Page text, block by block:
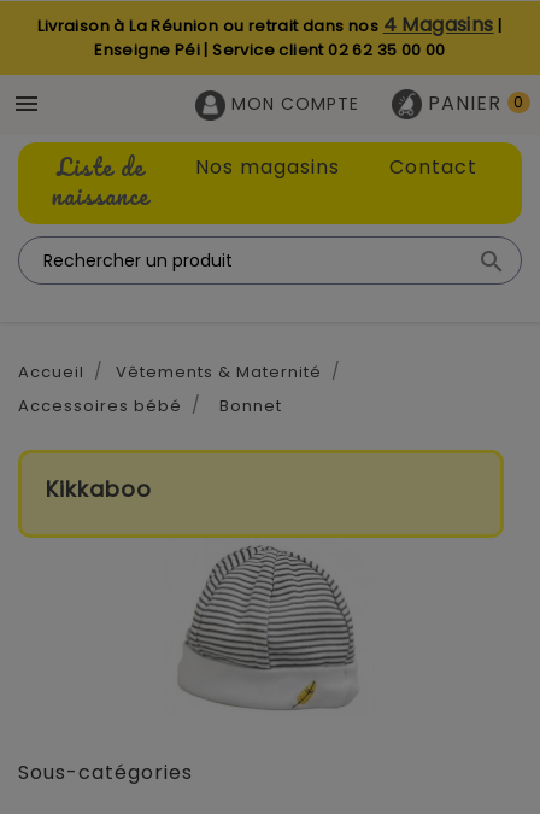
Livraison à La Réunion ou retrait dans nos 4 Magasins |
Enseigne Péi | Service client02 62 35 00 00
 PANIER 0
MON COMPTE
Liste de
naissance
Nos magasins Contact

Accueil
Vêtements & Maternité
Accessoires bébé
Bonnet
Kikkaboo
Sous-catégories